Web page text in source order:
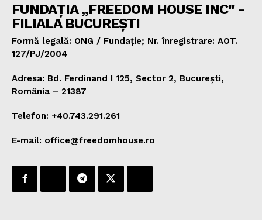
FUNDAȚIA „FREEDOM HOUSE INC" -
FILIALA BUCUREȘTI
Formă legală: ONG / Fundație; Nr. înregistrare: AOT.
127/PJ/2004
Adresa: Bd. Ferdinand I 125, Sector 2, București,
România – 21387
Telefon: +40.743.291.261
E-mail: office@freedomhouse.ro